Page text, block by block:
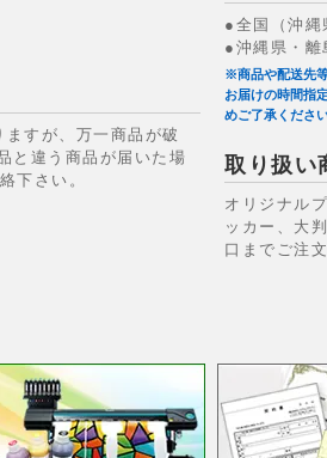
すが、万一商品が破
と違う商品が届いた場
下さい。
●全国（沖縄
●沖縄県・離
※商品や配送先
お届けの時間指
めご了承ください
取り扱い
オリジナル
ッカー、大
口までご注